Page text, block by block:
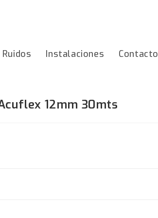
Instalaciones Contacto
12mm 30mts